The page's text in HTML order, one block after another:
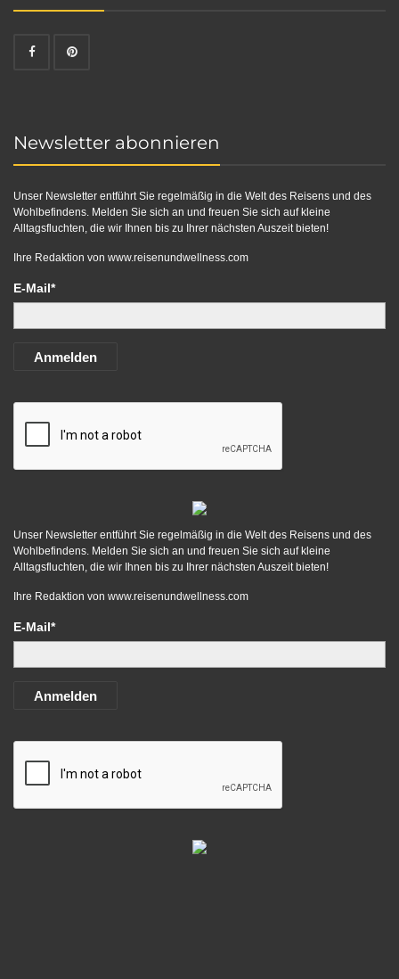
Newsletter abonnieren
Unser Newsletter entführt Sie regelmäßig in die Welt des Reisens und des
Wohlbefindens. Melden Sie sich an und freuen Sie sich auf kleine
Alltagsfluchten, die wir Ihnen bis zu Ihrer nächsten Auszeit bieten!
Ihre Redaktion von www.reisenundwellness.com
E-Mail*
Anmelden
Unser Newsletter entführt Sie regelmäßig in die Welt des Reisens und des
Wohlbefindens. Melden Sie sich an und freuen Sie sich auf kleine
Alltagsfluchten, die wir Ihnen bis zu Ihrer nächsten Auszeit bieten!
Ihre Redaktion von www.reisenundwellness.com
E-Mail*
Anmelden